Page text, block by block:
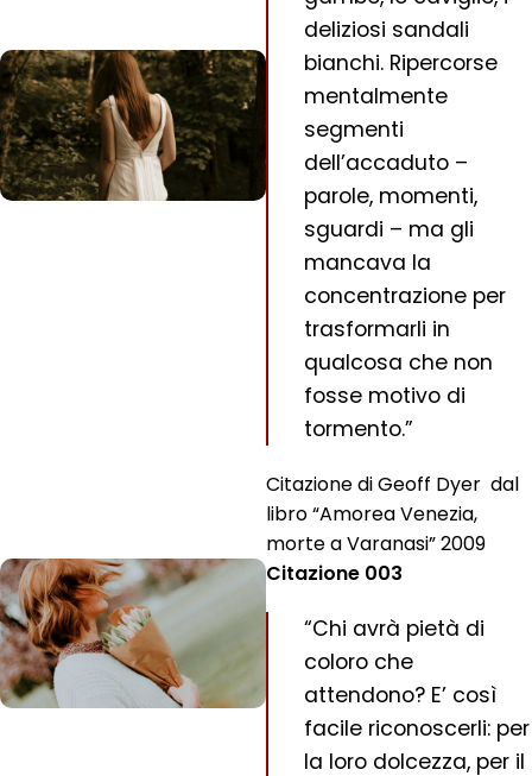
deliziosi sandali
bianchi. Ripercorse
mentalmente
segmenti
dell’accaduto –
parole, momenti,
sguardi – ma gli
mancava la
concentrazione per
trasformarli in
qualcosa che non
fosse motivo di
tormento.”
Citazione di Geoff Dyer dal
libro “Amorea Venezia,
morte a Varanasi” 2009
Citazione 003
“Chi avrà pietà di
coloro che
attendono? E’ così
facile riconoscerli: per
la loro dolcezza, per il